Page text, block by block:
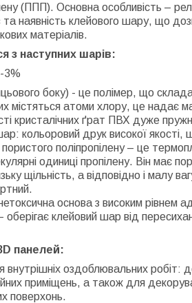
(ППП). Основна особливість –
та наявність клейового шару, що
матеріалів.
з наступних шарів:
3%
боку) - це полімер, що
містяться атоми хлору, це надає
кристалічних ґрат ПВХ дуже
кольоровий друк високої якості,
поліпропілену – це
одиниці пропілену. Він має
щільність, а відповідно і малу
основа з високим рівнем
оберігає клейовий шар від
панелей:
внутрішніх оздоблювальних робіт:
приміщень, а також для
поверхонь.